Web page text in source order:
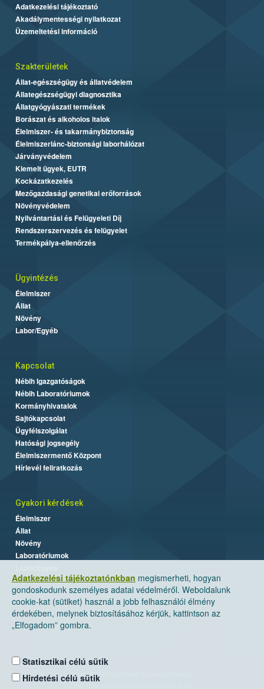
Adatkezelési tájékoztatónkban megismerheti, hogyan
gondoskodunk személyes adatai védelméről. Weboldalunk
cookie-kat (sütiket) használ a jobb felhasználói élmény
érdekében, melynek biztosításához kérjük, kattintson az
„Elfogadom” gombra.
Statisztikai célú sütik
Hirdetési célú sütik
Adatkezelési tájékoztató
Akadálymentességi nyilatkozat
Üzemeltetési információ
Szakterületek
Állat-egészségügy és állatvédelem
Állategészségügyi diagnosztika
Állatgyógyászati termékek
Borászat és alkoholos italok
Élelmiszer- és takarmánybiztonság
Élelmiszerlánc-biztonsági laborhálózat
Járványvédelem
Kiemelt ügyek, EUTR
Kockázatkezelés
Mezőgazdasági genetikai erőforrások
Növényvédelem
Nyilvántartási és Felügyeleti Díj
Rendszerszervezés és felügyelet
Termékpálya-ellenőrzés
Ügyintézés
Élelmiszer
Állat
Növény
Labor/Egyéb
Kapcsolat
Nébih Igazgatóságok
Nébih Laboratóriumok
Kormányhivatalok
Sajtókapcsolat
Ügyfélszolgálat
Hatósági jogsegély
Élelmiszermentő Központ
Hírlevél feliratkozás
Gyakori kérdések
Élelmiszer
Állat
Növény
Laboratóriumok
Nemzeti Élelmiszerlánc-biztonsági Hivatal